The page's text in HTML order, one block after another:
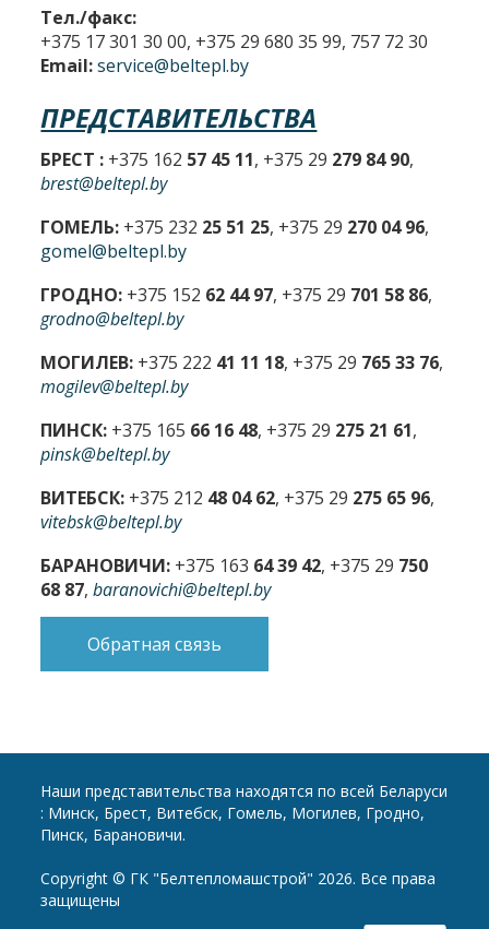
Тел./факс:
+375 17 301 30 00, +375 29 680 35 99, 757 72 30
Email: service@beltepl.by
ПРЕДСТАВИТЕЛЬСТВА
БРЕСТ : +375 162 57 45 11, +375 29 279 84 90,
brest@beltepl.by
ГОМЕЛЬ: +375 232 25 51 25, +375 29 270 04 96,
gomel@beltepl.by
ГРОДНО: +375 152 62 44 97, +375 29 701 58 86,
grodno@beltepl.by
МОГИЛЕВ: +375 222 41 11 18, +375 29 765 33 76,
mogilev@beltepl.by
ПИНСК: +375 165 66 16 48, +375 29 275 21 61,
pinsk@beltepl.by
ВИТЕБСК: +375 212 48 04 62, +375 29 275 65 96,
vitebsk@beltepl.by
БАРАНОВИЧИ: +375 163 64 39 42, +375 29 750
68 87,baranovichi@beltepl.by
Обратная связь
Наши представительства находятся по всей Беларуси
: Минск, Брест, Витебск, Гомель, Могилев, Гродно,
Пинск, Барановичи.
Copyright © ГК "Белтепломашстрой" 2026. Все права
защищены